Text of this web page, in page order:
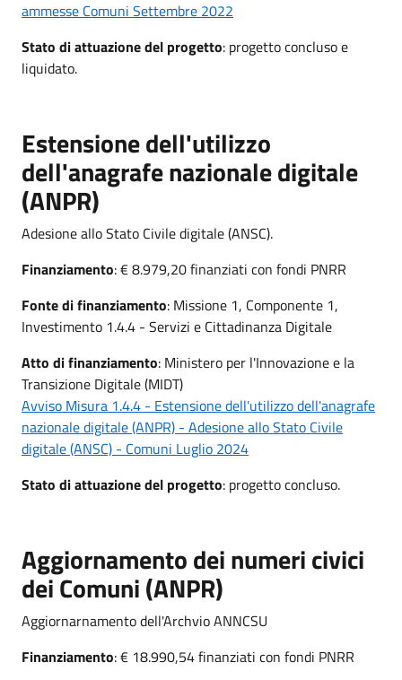
ammesse Comuni Settembre 2022
Stato di attuazione del progetto: progetto concluso e
liquidato.
Estensione dell'utilizzo
dell'anagrafe nazionale digitale
(ANPR)
Adesione allo Stato Civile digitale (ANSC).
Finanziamento: € 8.979,20 finanziati con fondi PNRR
Fonte di finanziamento: Missione 1, Componente 1,
Investimento 1.4.4 - Servizi e Cittadinanza Digitale
Atto di finanziamento: Ministero per l'Innovazione e la
Transizione Digitale (MIDT)
Avviso Misura 1.4.4 - Estensione dell'utilizzo dell'anagrafe
nazionale digitale (ANPR) - Adesione allo Stato Civile
digitale (ANSC) - Comuni Luglio 2024
Stato di attuazione del progetto: progetto concluso.
Aggiornamento dei numeri civici
dei Comuni (ANPR)
Aggiornarnamento dell'Archvio ANNCSU
Finanziamento: € 18.990,54 finanziati con fondi PNRR